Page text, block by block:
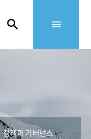
정책과 거버넌스